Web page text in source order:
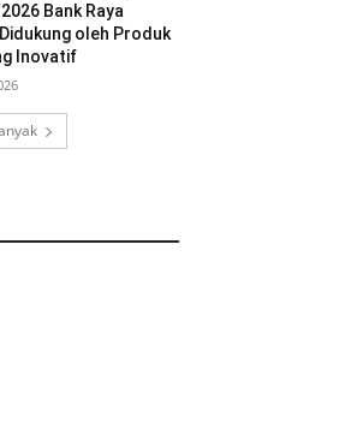
Bank Raya
oleh Produk
Inovatif